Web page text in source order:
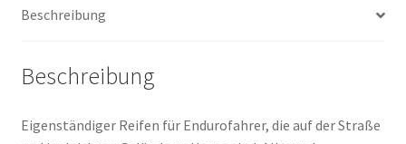
Beschreibung
Beschreibung
Eigenständiger Reifen für Endurofahrer, die auf der Straße